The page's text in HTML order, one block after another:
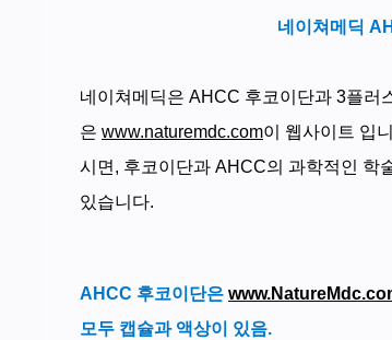
네이쳐메딕
네이쳐메딕은 AHCC 후코이단과 3플러
은 www.naturemdc.com이 웹사이트 입
시면, 후코이단과 AHCC의 과학적인 학
있습니다.
AHCC 후코이단은
모두 캡슐과 액상이 있음.